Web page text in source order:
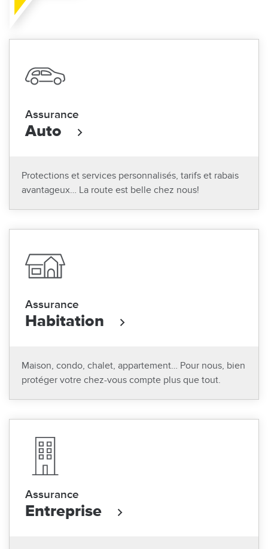
Assurance
Auto
Protections et services personnalisés, tarifs et rabais
avantageux… La route est belle chez nous!
Assurance
Habitation
Maison, condo, chalet, appartement… Pour nous, bien
protéger votre chez-vous compte plus que tout.
Assurance
Entreprise